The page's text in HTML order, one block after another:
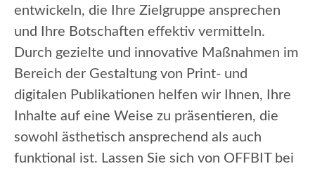
entwickeln, die Ihre Zielgruppe ansprechen
und Ihre Botschaften effektiv vermitteln.
Durch gezielte und innovative Maßnahmen im
Bereich der Gestaltung von Print- und
digitalen Publikationen helfen wir Ihnen, Ihre
Inhalte auf eine Weise zu präsentieren, die
sowohl ästhetisch ansprechend als auch
funktional ist. Lassen Sie sich von OFFBIT bei